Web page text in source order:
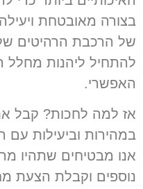
בצורה מאובטחת
של הרכבת הרהיטים
להתחיל ליהנות
האפשרי.
אז למה לחכות? קבל
במהירות וביעילות עם
אנו מבטיחים שתהיו
נוספים וקבלת הצעת